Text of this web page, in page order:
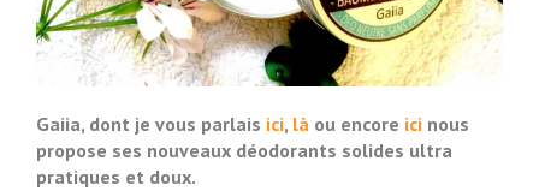
Gaiia, dont je vous parlais ici, là ou encore ici nous
propose ses nouveaux déodorants solides ultra
pratiques et doux.